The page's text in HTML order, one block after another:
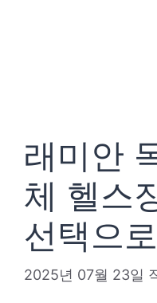
래미안
체 헬스
선택으
2025년 07월 23일